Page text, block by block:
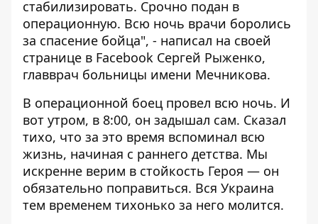
стабилизировать. Срочно подан в
операционную. Всю ночь врачи боролись
за спасение бойца", - написал на своей
странице в Facebook Сергей Рыженко,
главврач больницы имени Мечникова.
В операционной боец провел всю ночь. И
вот утром, в 8:00, он задышал сам. Сказал
тихо, что за это время вспоминал всю
жизнь, начиная с раннего детства. Мы
искренне верим в стойкость Героя — он
обязательно поправиться. Вся Украина
тем временем тихонько за него молится.